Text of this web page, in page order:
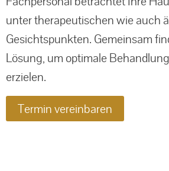
unter therapeutischen wie auch
Gesichtspunkten. Gemeinsam
Lösung, um optimale
erzielen.
Termin vereinbaren